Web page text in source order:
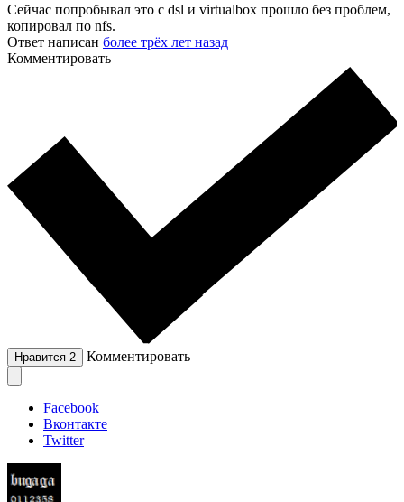
Cейчас попробывал это с dsl и virtualbox прошло без проблем,
копировал по nfs.
Ответ написан более трёх лет назад
Комментировать
Нравится 2 Комментировать
Facebook
Вконтакте
Twitter